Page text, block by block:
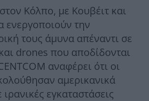
Κόλπο, με Κουβέιτ και
ενεργοποιούν την
τους άμυνα απέναντι σε
drones που αποδίδονται
αναφέρει ότι οι
αμερικανικά
εγκαταστάσεις